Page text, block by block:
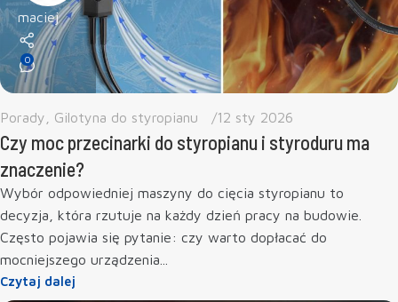
maciej
0
Porady Gilotyna do styropianu 12 sty 2026
Czy moc przecinarki do styropianu i styroduru ma
znaczenie?
Wybór odpowiedniej maszyny do cięcia styropianu to
decyzja, która rzutuje na każdy dzień pracy na budowie.
Często pojawia się pytanie: czy warto dopłacać do
mocniejszego urządzenia...
Czytaj dalej